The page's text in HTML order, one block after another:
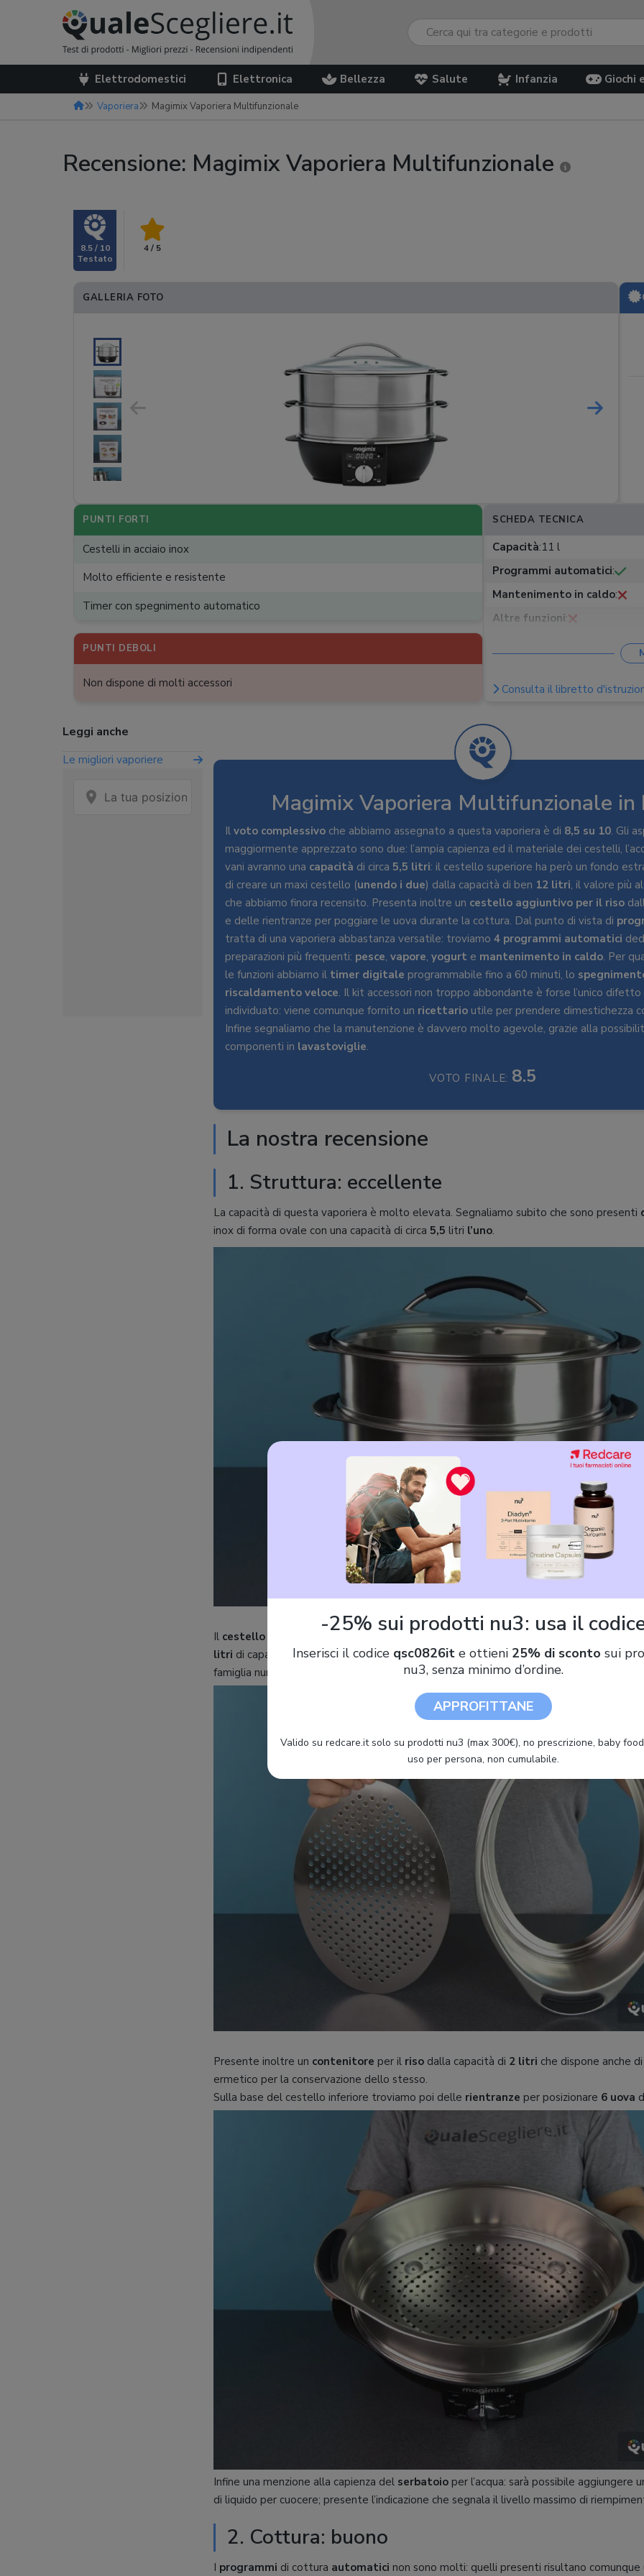
Elettrodomestici Elettronica Bellezza Salute Infanzia Giochi
Vaporiera Magimix Vaporiera Multifunzionale
Recensione: Magimix Vaporiera Multifunzionale
8.5 / 10 4 / 5
GALLERIA FOTO
SCHEDA TECNICA
Capacità:11 l
Programmi automatici:
Mantenimento in caldo:
Altre funzioni:
Peso:5,15 kg
Consulta il libretto
PUNTI FORTI
Cestelli in acciaio inox
Molto efficiente e resistente
Timer con spegnimento automatico
PUNTI DEBOLI
Non dispone di molti accessori
Magimix Vaporiera Multifunzionale in
Il voto complessivo che abbiamo assegnato a questa vaporiera è di 8,5 su 10. Gli
maggiormente apprezzato sono due: l’ampia capienza ed il materiale dei cestelli,
vani avranno una capacità di circa 5,5 litri: il cestello superiore ha però un fondo
di creare un maxi cestello (unendo i due) dalla capacità di ben 12 litri, il valore più
che abbiamo finora recensito. Presenta inoltre un cestello aggiuntivo per il riso
e delle rientranze per poggiare le uova durante la cottura. Dal punto di vista di
tratta di una vaporiera abbastanza versatile: troviamo 4 programmi automatici
preparazioni più frequenti: pesce, vapore, yogurt e mantenimento in caldo. Per
le funzioni abbiamo il timer digitale programmabile fino a 60 minuti, lo
riscaldamento veloce. Il kit accessori non troppo abbondante è forse l’unico
individuato: viene comunque fornito un ricettario utile per prendere dimestichezza
Infine segnaliamo che la manutenzione è davvero molto agevole, grazie alla
componenti in lavastoviglie.
VOTO FINALE: 8.5
La nostra recensione
1. Struttura: eccellente
La capacità di questa vaporiera è molto elevata. Segnaliamo subito che sono presenti
inox di forma ovale con una capacità di circa 5,5 litri l’uno.
Il cestello superiore fondo removibile
litri di capacità, un valore decisamente molto abbondante che consente di soddisfare
famiglia numerosa.
Presente inoltre un contenitore per il riso dalla capacità di 2 litri che dispone anche
ermetico per la conservazione dello stesso.
Sulla base del cestello inferiore troviamo poi delle rientranze per posizionare 6 uova
Infine una menzione alla capienza del serbatoio per l’acqua: sarà possibile aggiungere
di liquido per cuocere; presente l’indicazione che segnala il livello massimo di
2. Cottura: buono
I programmi di cottura automatici non sono molti: quelli presenti risultano
Leggi anche
Le migliori vaporiere
-25% sui prodotti nu3: usa il
Inserisci il codice qsc0826ite ottieni 25% di sconto sui
nu3, senza minimo d’ordine.
APPROFITTANE
Valido su redcare.it solo su prodotti nu3 (max 300€), no prescrizione, baby
uso per persona, non cumulabile.